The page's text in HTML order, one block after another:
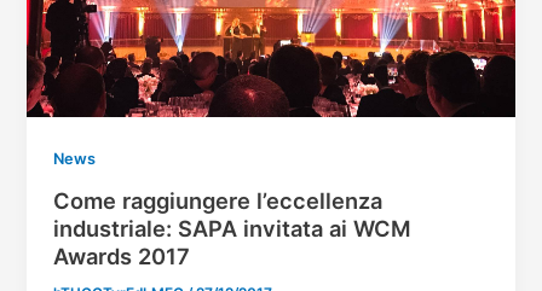
News
Come raggiungere l’eccellenza
industriale: SAPA invitata ai WCM
Awards 2017